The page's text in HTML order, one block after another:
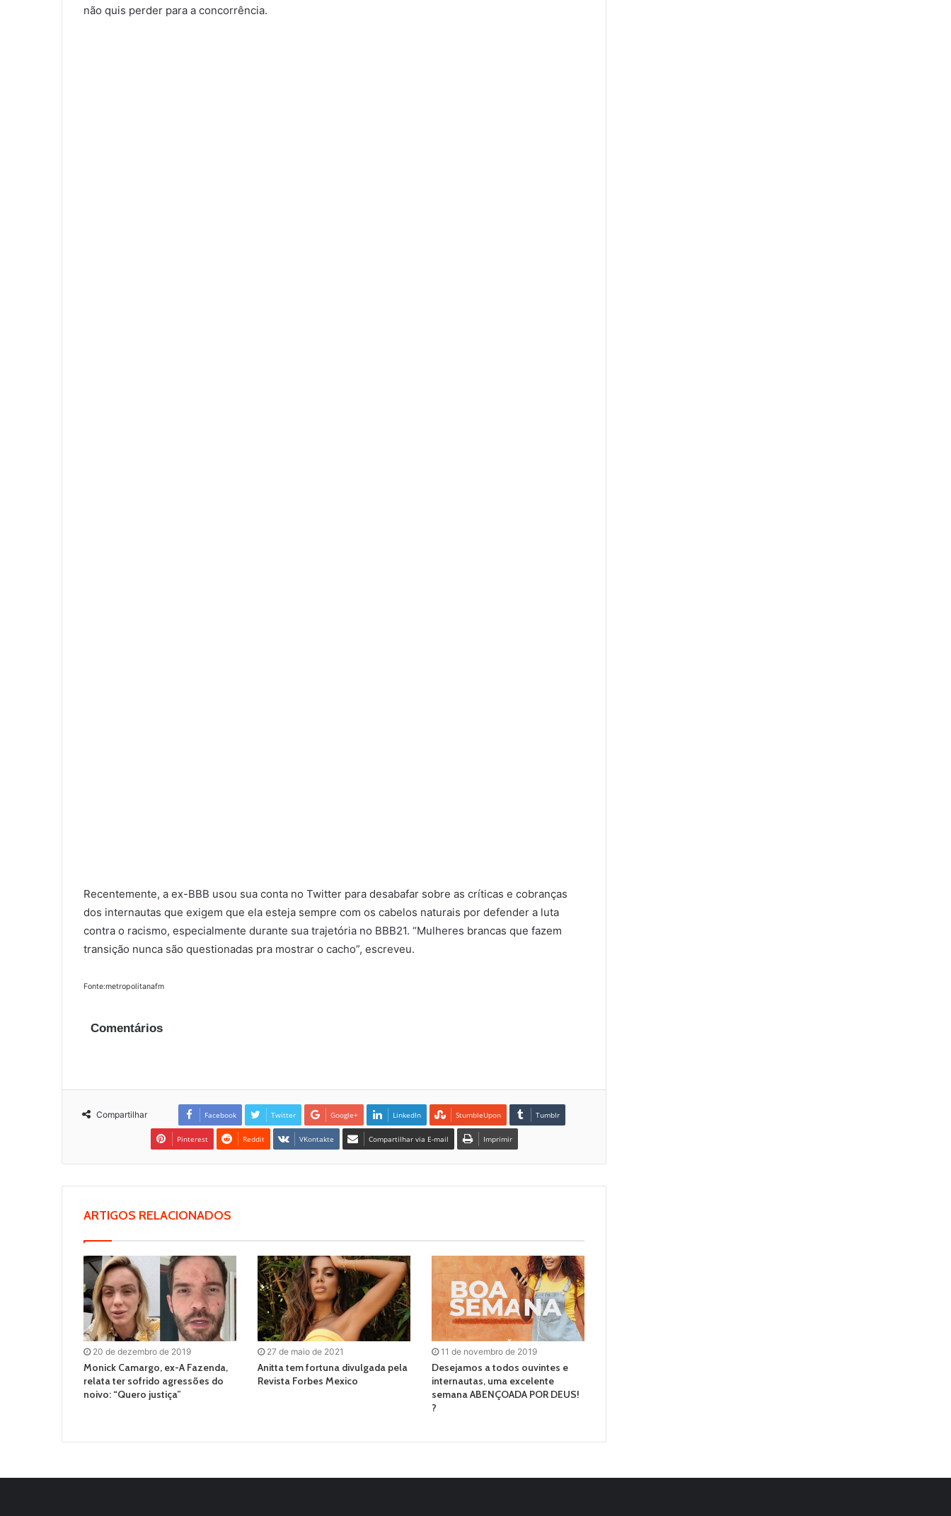
não quis perder para a concorrência.
Recentemente, a ex-BBB usou sua conta no Twitter para desabafar sobre as críticas e cobranças
dos internautas que exigem que ela esteja sempre com os cabelos naturais por defender a luta
contra o racismo, especialmente durante sua trajetória no BBB21. “Mulheres brancas que fazem
transição nunca são questionadas pra mostrar o cacho”, escreveu.
Fonte:metropolitanafm
Comentários
Compartilhar Facebook Twitter Google+ LinkedIn StumbleUpon Tumblr
Pinterest Reddit VKontakte Compartilhar via E-mail Imprimir
ARTIGOS RELACIONADOS
20 de dezembro de 2019
Monick Camargo, ex-A Fazenda,
relata ter sofrido agressões do
noivo: “Quero justiça”
27 de maio de 2021
Anitta tem fortuna divulgada pela
Revista Forbes Mexico
11 de novembro de 2019
Desejamos a todos ouvintes e
internautas, uma excelente
semana ABENÇOADA POR DEUS!
?